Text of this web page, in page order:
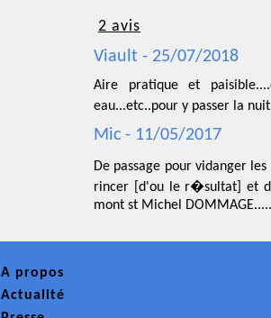
2 avis
Viault - 25/07/2018
Aire pratique et
eau...etc..pour y passer la
Mic - 11/05/2017
De passage pour vidanger
rincer [d'ou le r�sultat] et
mont st Michel
A propos
Actualité